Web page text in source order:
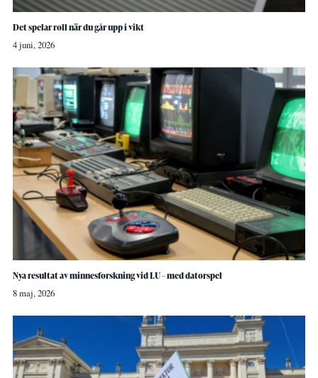
Det spelar roll när du går upp i vikt
4 juni, 2026
Nya resultat av minnesforskning vid LU – med datorspel
8 maj, 2026